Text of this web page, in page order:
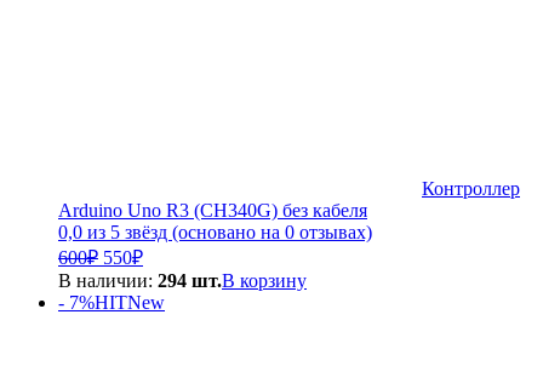
Контроллер
Arduino Uno R3 (CH340G) без кабеля
0,0 из 5 звёзд (основано на 0 отзывах)
600₽ Первоначальная
цена
составляла
550₽Текущая
цена:
550₽.
В наличии: 294 шт.В корзину
- 7%HITNew